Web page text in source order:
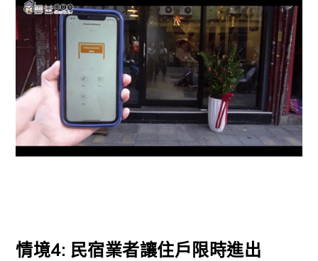
情境4: 民宿業者讓住戶限時進出